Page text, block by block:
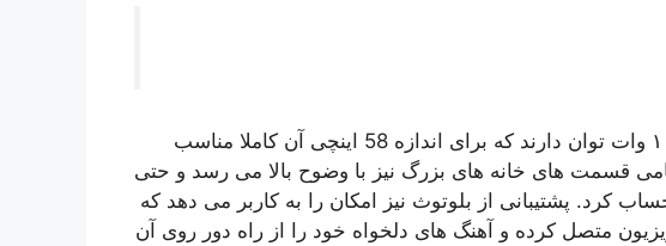
بلندگوهای استفاده شده در این تلویزیون، ۱۰ وات توان دارند که برای اندازه 58 اینچی آن کاملا مناسب
قسمت های خانه های بزرگ نیز با وضوح بالا می رسد و حتی
کرد. پشتیبانی از بلوتوث نیز امکان را به کاربر می دهد که
متصل کرده و آهنگ های دلخواه خود را از راه دور روی آن